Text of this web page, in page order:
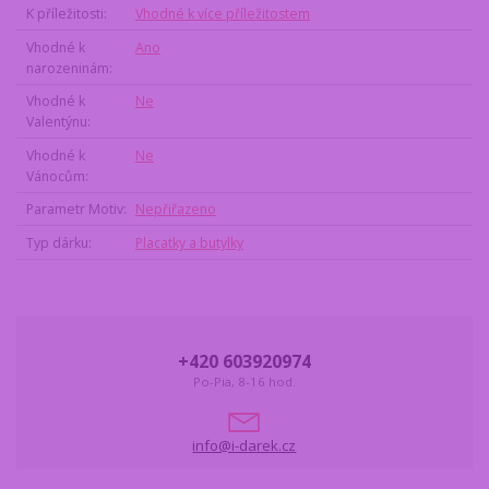
K příležitosti
Vhodné k více příležitostem
Vhodné k
narozeninám
Ano
Vhodné k
Valentýnu
Ne
Vhodné k
Vánocům
Ne
Parametr Motiv
Nepřiřazeno
Typ dárku
Placatky a butylky
+420 603920974
Po-Pia, 8-16 hod.
info@i-darek.cz